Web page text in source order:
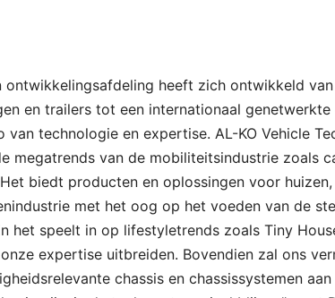
ontwikkelingsafdeling heeft zich ontwikkeld
en trailers tot een internationaal genetwerkte
technologie en expertise. AL-KO Vehicle
megatrends van de mobiliteitsindustrie zoals
biedt producten en oplossingen voor
met het oog op het voeden van de
het speelt in op lifestyletrends zoals Tiny
expertise uitbreiden. Bovendien zal ons
chassis en chassissystemen